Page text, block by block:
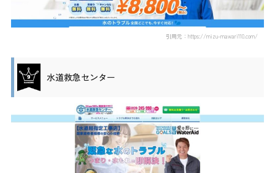
引用元：https://mizu-mawari110.com/
水道救急センター